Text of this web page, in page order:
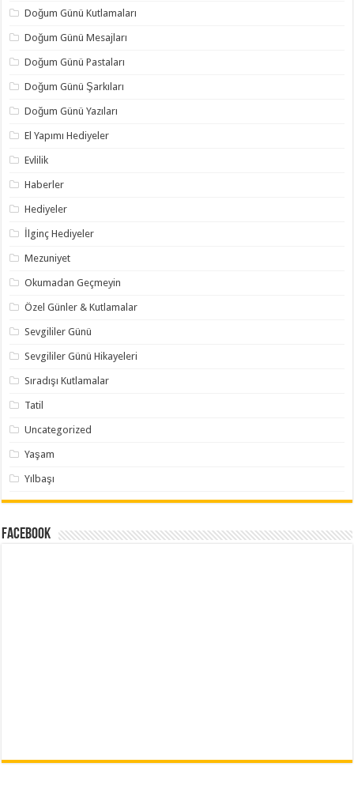
Doğum Günü Kutlamaları
Doğum Günü Mesajları
Doğum Günü Pastaları
Doğum Günü Şarkıları
Doğum Günü Yazıları
El Yapımı Hediyeler
Evlilik
Haberler
Hediyeler
İlginç Hediyeler
Mezuniyet
Okumadan Geçmeyin
Özel Günler & Kutlamalar
Sevgililer Günü
Sevgililer Günü Hikayeleri
Sıradışı Kutlamalar
Tatil
Uncategorized
Yaşam
Yılbaşı
Facebook